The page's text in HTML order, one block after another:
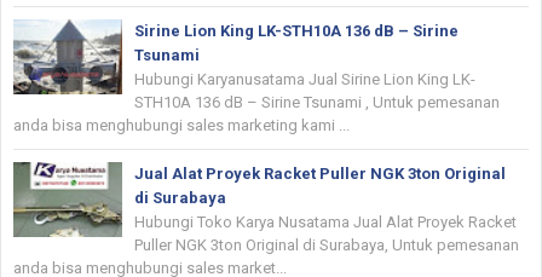
Sirine Lion King LK-STH10A 136 dB – Sirine
Tsunami
Hubungi Karyanusatama Jual Sirine Lion King LK-
STH10A 136 dB – Sirine Tsunami , Untuk pemesanan
anda bisa menghubungi sales marketing kami ...
Jual Alat Proyek Racket Puller NGK 3ton Original
di Surabaya
Hubungi Toko Karya Nusatama Jual Alat Proyek Racket
Puller NGK 3ton Original di Surabaya, Untuk pemesanan
anda bisa menghubungi sales market...